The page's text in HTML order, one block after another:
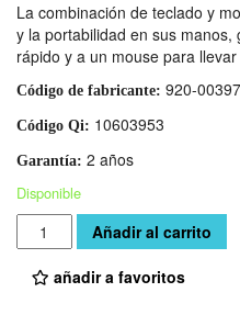
La combinación de teclado y
y la portabilidad en sus
rápido y a un mouse para
Código de fabricante: 920-
Código Qi: 10603953
Garantía: 2 años
Disponible
Cantidad Añadir al carrito
añadir a favoritos